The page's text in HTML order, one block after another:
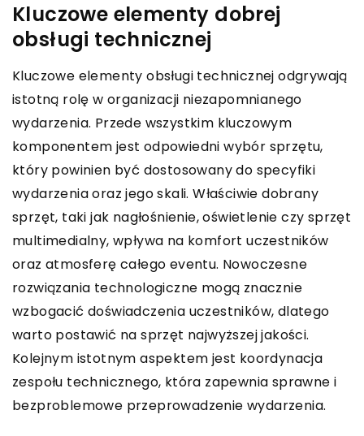
Kluczowe elementy dobrej
obsługi technicznej
Kluczowe elementy obsługi technicznej odgrywają
istotną rolę w organizacji niezapomnianego
wydarzenia. Przede wszystkim kluczowym
komponentem jest odpowiedni wybór sprzętu,
który powinien być dostosowany do specyfiki
wydarzenia oraz jego skali. Właściwie dobrany
sprzęt, taki jak nagłośnienie, oświetlenie czy sprzęt
multimedialny, wpływa na komfort uczestników
oraz atmosferę całego eventu. Nowoczesne
rozwiązania technologiczne mogą znacznie
wzbogacić doświadczenia uczestników, dlatego
warto postawić na sprzęt najwyższej jakości.
Kolejnym istotnym aspektem jest koordynacja
zespołu technicznego, która zapewnia sprawne i
bezproblemowe przeprowadzenie wydarzenia.